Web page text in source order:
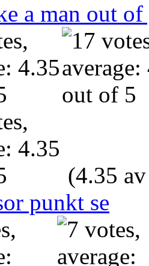
a man out
(4.35
punkt se